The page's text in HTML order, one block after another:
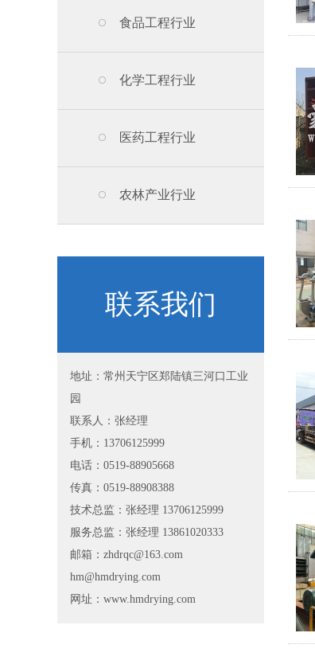
食品工程行业
化学工程行业
医药工程行业
农林产业行业
联系我们
地址：常州天宁区郑陆镇三河口工业
园
联系人：张经理
手机：13706125999
电话：0519-88905668
传真：0519-88908388
技术总监：张经理 13706125999
服务总监：张经理 13861020333
邮箱：zhdrqc@163.com
hm@hmdrying.com
网址：www.hmdrying.com